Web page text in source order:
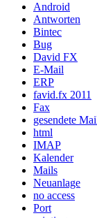
Android
Antworten
Bintec
Bug
David FX
E-Mail
ERP
favid.fx 2011
Fax
gesendete
html
IMAP
Kalender
Mails
Neuanlage
no access
Port